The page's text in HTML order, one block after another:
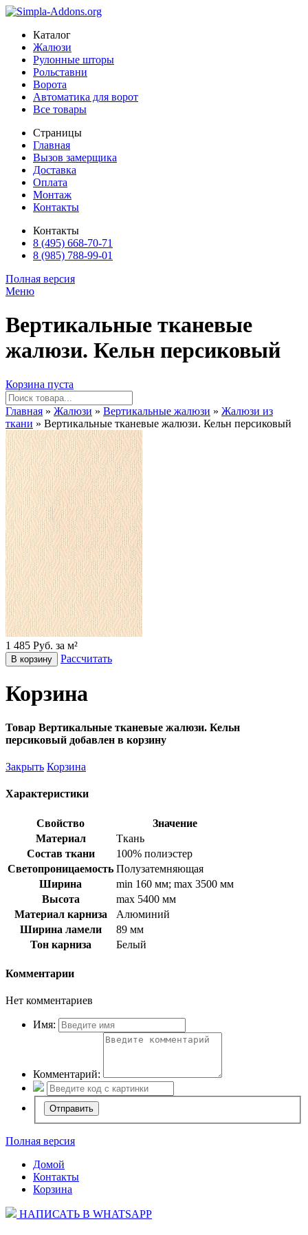
Каталог
Жалюзи
Рулонные шторы
Рольставни
Ворота
Автоматика для ворот
Все товары
Страницы
Главная
Вызов замерщика
Доставка
Оплата
Монтаж
Контакты
Контакты
8 (495) 668-70-71
8 (985) 788-99-01
Полная версия
Меню
Вертикальные тканевые
жалюзи. Кельн персиковый
Корзина пуста
Главная » Жалюзи » Вертикальные жалюзи » Жалюзи из
ткани » Вертикальные тканевые жалюзи. Кельн персиковый
1 485 Руб. за м²
В корзину Рассчитать
Корзина
Товар Вертикальные тканевые жалюзи. Кельн
персиковый добавлен в корзину
Закрыть Корзина
Характеристики
Свойство
Значение
Материал
Ткань
Состав ткани
100% полиэстер
Светопроницаемость Полузатемняющая
Ширина
min 160 мм; max 3500 мм
Высота
max 5400 мм
Материал карниза
Алюминий
Ширина ламели
89 мм
Тон карниза
Белый
Комментарии
Нет комментариев
Имя:
Комментарий:
Полная версия
Домой
Контакты
Корзина
НАПИСАТЬ В WHATSAPP